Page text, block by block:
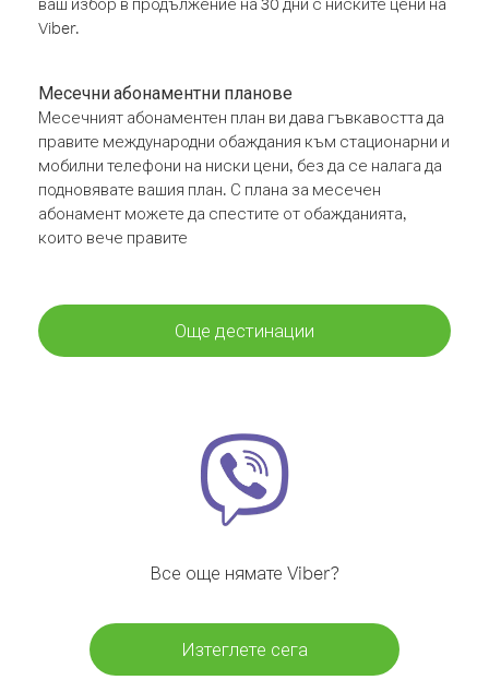
Viber.
Месечни абонаментни планове
Месечният абонаментен план ви дава гъвкавостта да
правите международни обаждания към стационарни и
мобилни телефони на ниски цени, без да се налага да
подновявате вашия план. С плана за месечен
абонамент можете да спестите от обажданията,
които вече правите
Още дестинации
Все още нямате Viber?
Изтеглете сега